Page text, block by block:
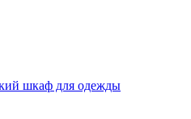
шкаф для одежды